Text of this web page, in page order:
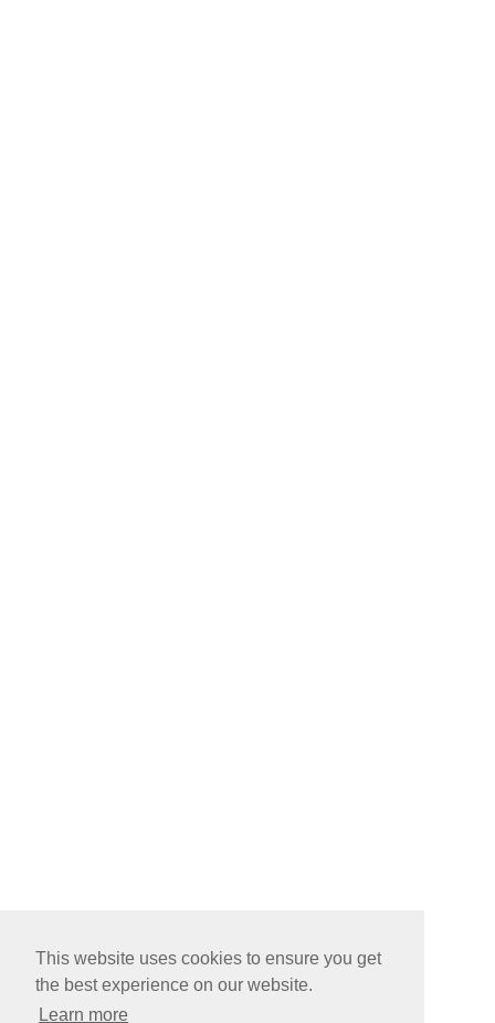
This website uses cookies to ensure you get
the best experience on our website.
Learn more